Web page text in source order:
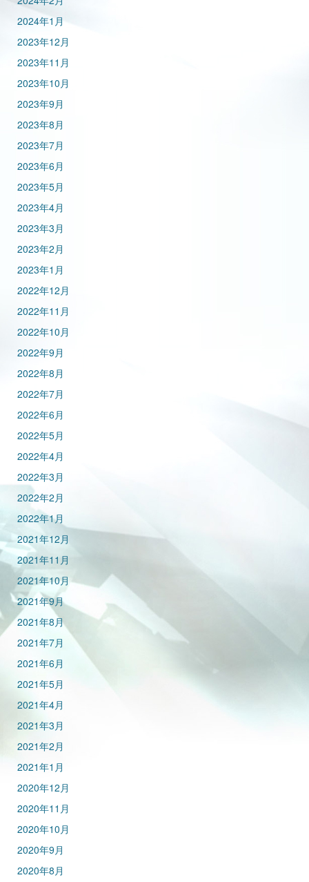
2024年1月
2023年12月
2023年11月
2023年10月
2023年9月
2023年8月
2023年7月
2023年6月
2023年5月
2023年4月
2023年3月
2023年2月
2023年1月
2022年12月
2022年11月
2022年10月
2022年9月
2022年8月
2022年7月
2022年6月
2022年5月
2022年4月
2022年3月
2022年2月
2022年1月
2021年12月
2021年11月
2021年10月
2021年9月
2021年8月
2021年7月
2021年6月
2021年5月
2021年4月
2021年3月
2021年2月
2021年1月
2020年12月
2020年11月
2020年10月
2020年9月
2020年8月